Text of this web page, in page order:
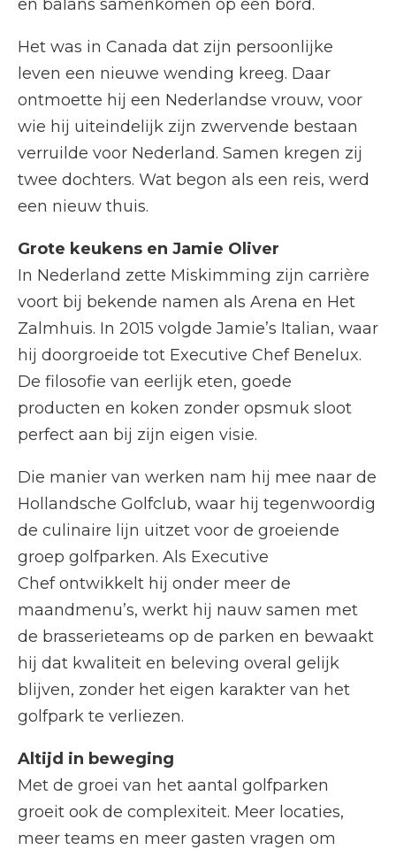
en balans samenkomen op één bord.
Het was in Canada dat zijn persoonlijke
leven een nieuwe wending kreeg. Daar
ontmoette hij een Nederlandse vrouw, voor
wie hij uiteindelijk zijn zwervende bestaan
verruilde voor Nederland. Samen kregen zij
twee dochters. Wat begon als een reis, werd
een nieuw thuis.
Grote keukens en Jamie Oliver
In Nederland zette Miskimming zijn carrière
voort bij bekende namen als Arena en Het
Zalmhuis. In 2015 volgde Jamie’s Italian, waar
hij doorgroeide tot Executive Chef Benelux.
De filosofie van eerlijk eten, goede
producten en koken zonder opsmuk sloot
perfect aan bij zijn eigen visie.
Die manier van werken nam hij mee naar de
Hollandsche Golfclub, waar hij tegenwoordig
de culinaire lijn uitzet voor de groeiende
groep golfparken. Als Executive
Chef ontwikkelt hij onder meer de
maandmenu’s, werkt hij nauw samen met
de brasserieteams op de parken en bewaakt
hij dat kwaliteit en beleving overal gelijk
blijven, zonder het eigen karakter van het
golfpark te verliezen.
Altijd in beweging
Met de groei van het aantal golfparken
groeit ook de complexiteit. Meer locaties,
meer teams en meer gasten vragen om